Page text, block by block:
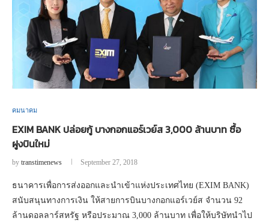
คมนาคม
EXIM BANK ปล่อยกู้ บางกอกแอร์เวย์ส 3,000 ล้านบาท ซื้อ
ฝูงบินใหม่
by transtimenews September 27, 2018
ธนาคารเพื่อการส่งออกและนำเข้าแห่งประเทศไทย (EXIM BANK)
สนับสนุนทางการเงิน ให้สายการบินบางกอกแอร์เวย์ส จำนวน 92
ล้านดอลลาร์สหรัฐ หรือประมาณ 3,000 ล้านบาท เพื่อให้บริษัทนำไป